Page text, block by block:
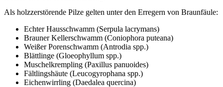
Als holzzerstörende Pilze gelten unter den Erregern von Braunfäule:
Echter Hausschwamm (Serpula lacrymans)
Brauner Kellerschwamm (Coniophora puteana)
Weißer Porenschwamm (Antrodia spp.)
Blättlinge (Gloeophyllum spp.)
Muschelkrempling (Paxillus panuoides)
Fältlingshäute (Leucogyrophana spp.)
Eichenwirrling (Daedalea quercina)